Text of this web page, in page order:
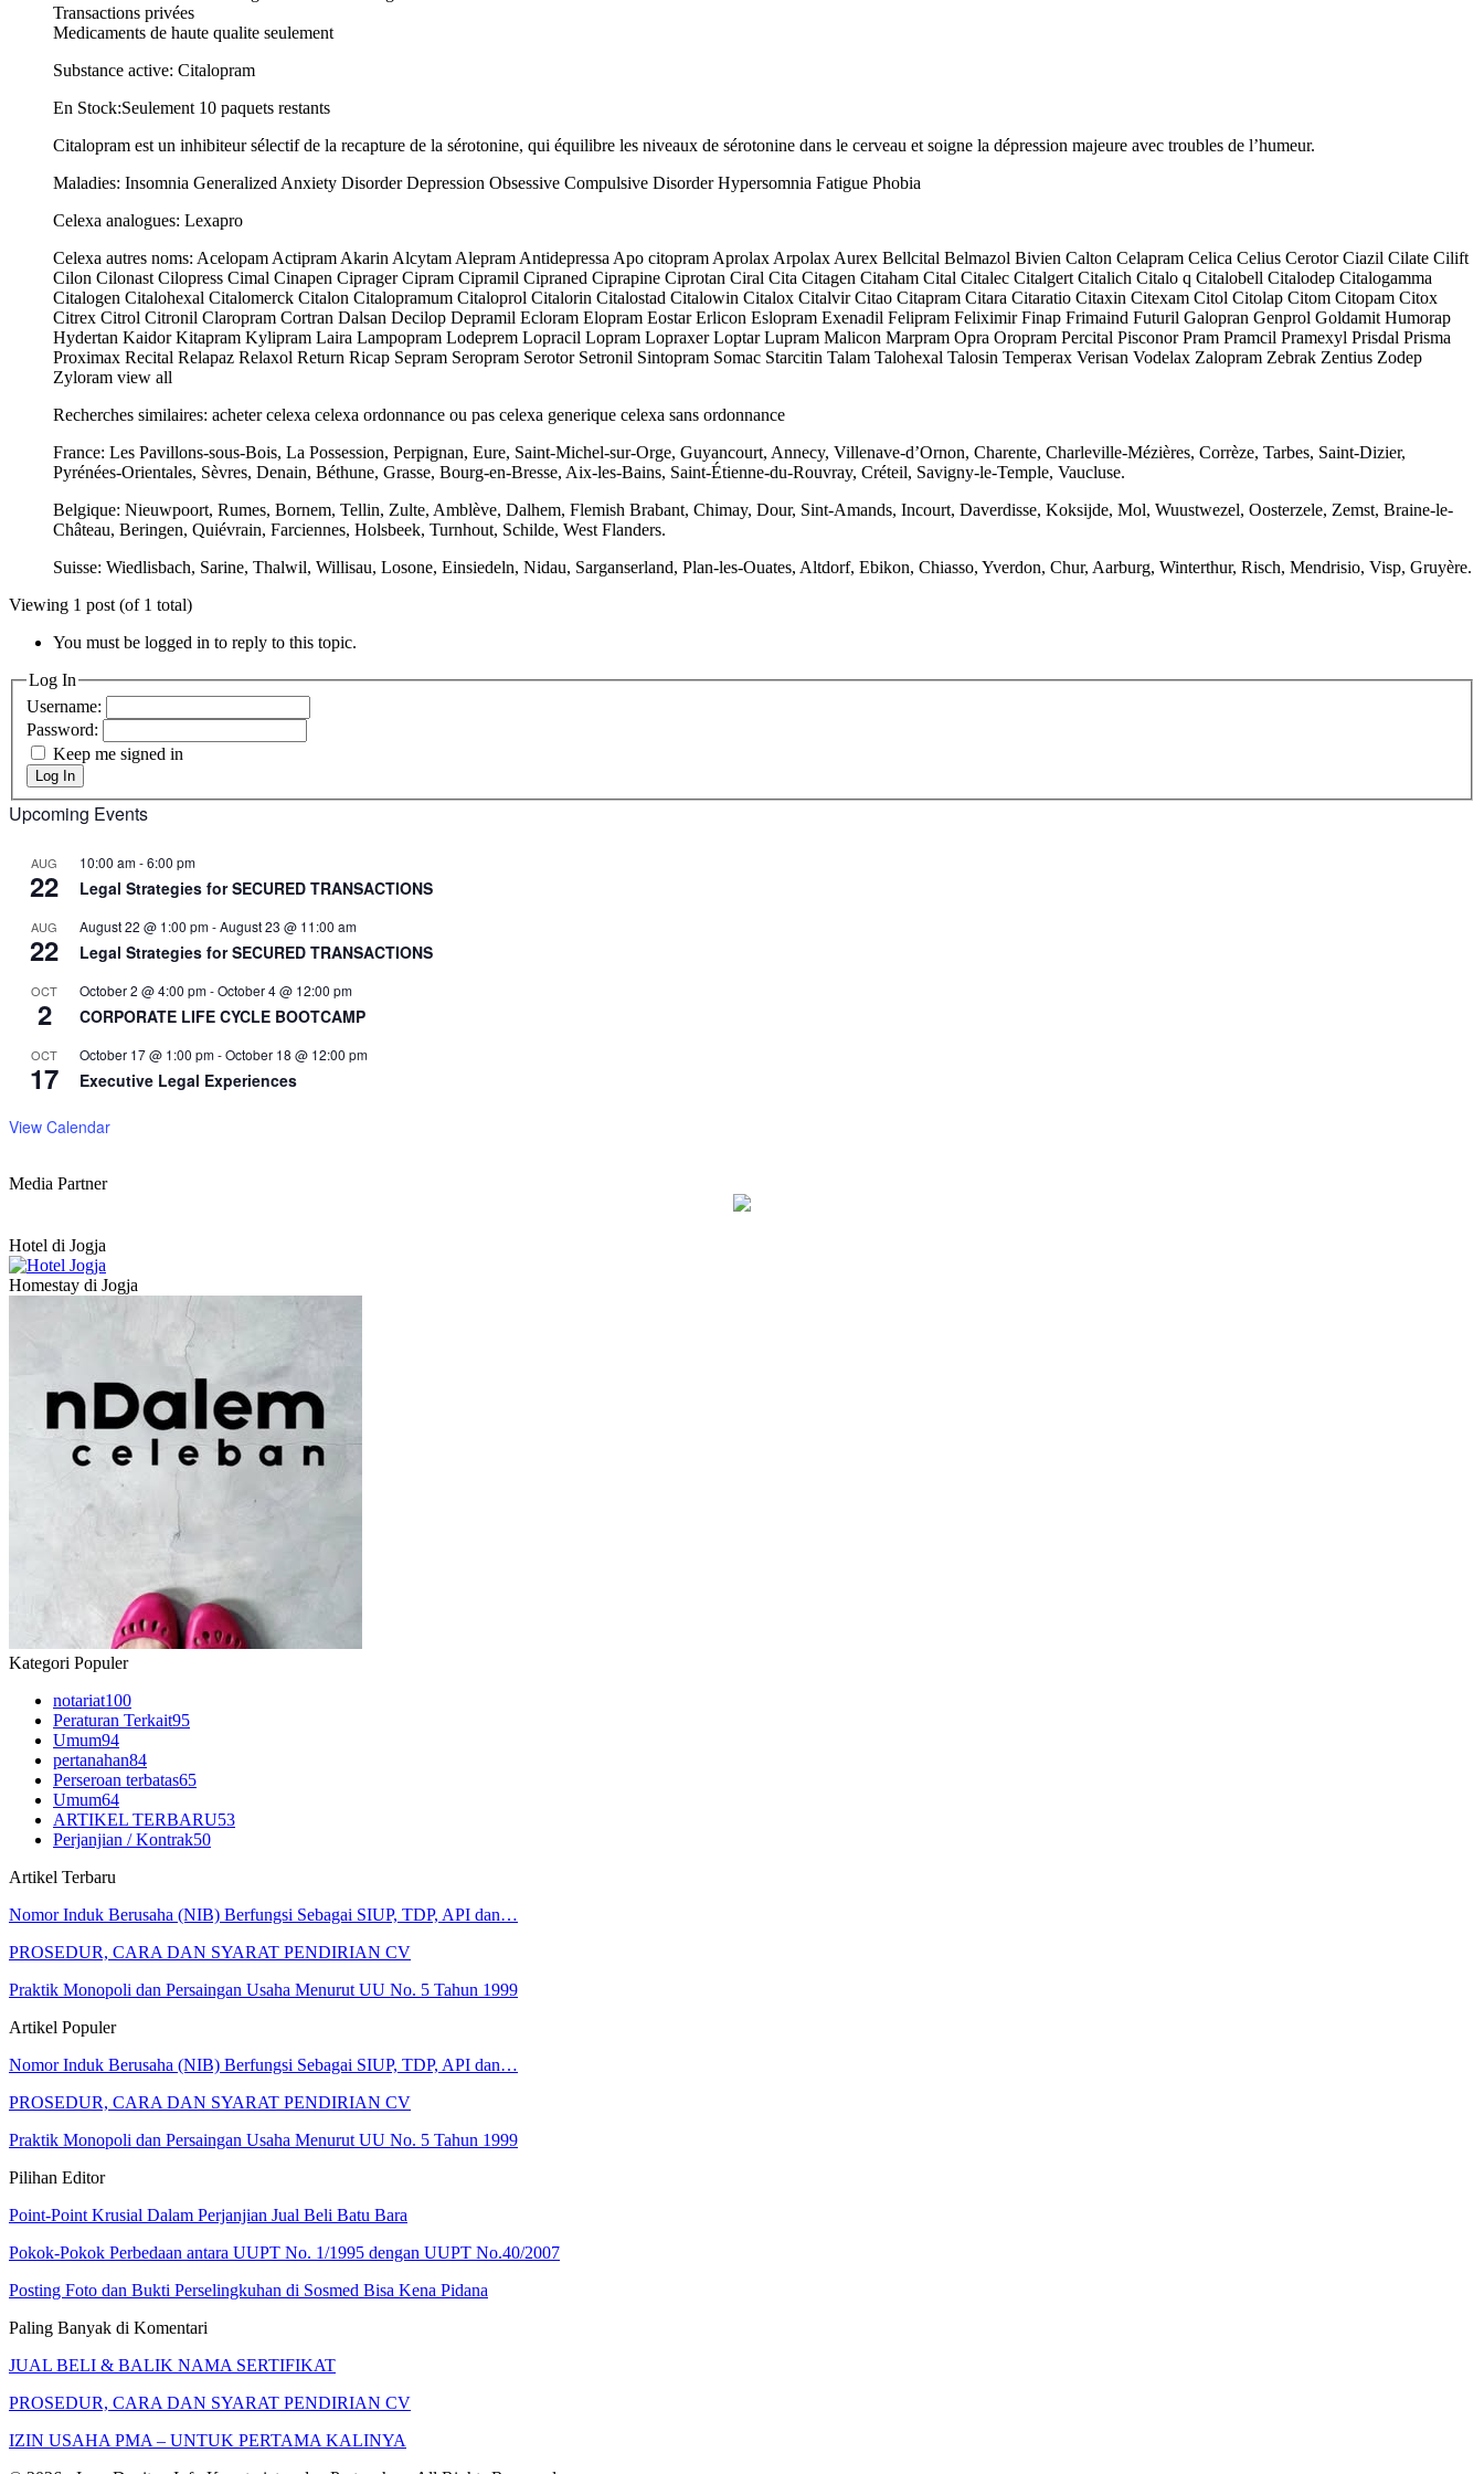
Transactions privées
Medicaments de haute qualite seulement
Substance active: Citalopram
En Stock:Seulement 10 paquets restants
Citalopram est un inhibiteur sélectif de la recapture de la sérotonine, qui équilibre les niveaux de sérotonine dans le cerveau et soigne la dépression majeure avec troubles de l’humeur.
Maladies: Insomnia Generalized Anxiety Disorder Depression Obsessive Compulsive Disorder Hypersomnia Fatigue Phobia
Celexa analogues: Lexapro
Celexa autres noms: Acelopam Actipram Akarin Alcytam Alepram Antidepressa Apo citopram Aprolax Arpolax Aurex Bellcital Belmazol Bivien Calton Celapram Celica Celius Cerotor Ciazil Cilate Cilift
Cilon Cilonast Cilopress Cimal Cinapen Ciprager Cipram Cipramil Cipraned Ciprapine Ciprotan Ciral Cita Citagen Citaham Cital Citalec Citalgert Citalich Citalo q Citalobell Citalodep Citalogamma
Citalogen Citalohexal Citalomerck Citalon Citalopramum Citaloprol Citalorin Citalostad Citalowin Citalox Citalvir Citao Citapram Citara Citaratio Citaxin Citexam Citol Citolap Citom Citopam Citox
Citrex Citrol Citronil Claropram Cortran Dalsan Decilop Depramil Ecloram Elopram Eostar Erlicon Eslopram Exenadil Felipram Feliximir Finap Frimaind Futuril Galopran Genprol Goldamit Humorap
Hydertan Kaidor Kitapram Kylipram Laira Lampopram Lodeprem Lopracil Lopram Lopraxer Loptar Lupram Malicon Marpram Opra Oropram Percital Pisconor Pram Pramcil Pramexyl Prisdal Prisma
Proximax Recital Relapaz Relaxol Return Ricap Sepram Seropram Serotor Setronil Sintopram Somac Starcitin Talam Talohexal Talosin Temperax Verisan Vodelax Zalopram Zebrak Zentius Zodep
Zyloram view all
Recherches similaires: acheter celexa celexa ordonnance ou pas celexa generique celexa sans ordonnance
France: Les Pavillons-sous-Bois, La Possession, Perpignan, Eure, Saint-Michel-sur-Orge, Guyancourt, Annecy, Villenave-d’Ornon, Charente, Charleville-Mézières, Corrèze, Tarbes, Saint-Dizier,
Pyrénées-Orientales, Sèvres, Denain, Béthune, Grasse, Bourg-en-Bresse, Aix-les-Bains, Saint-Étienne-du-Rouvray, Créteil, Savigny-le-Temple, Vaucluse.
Belgique: Nieuwpoort, Rumes, Bornem, Tellin, Zulte, Amblève, Dalhem, Flemish Brabant, Chimay, Dour, Sint-Amands, Incourt, Daverdisse, Koksijde, Mol, Wuustwezel, Oosterzele, Zemst, Braine-le-
Château, Beringen, Quiévrain, Farciennes, Holsbeek, Turnhout, Schilde, West Flanders.
Suisse: Wiedlisbach, Sarine, Thalwil, Willisau, Losone, Einsiedeln, Nidau, Sarganserland, Plan-les-Ouates, Altdorf, Ebikon, Chiasso, Yverdon, Chur, Aarburg, Winterthur, Risch, Mendrisio, Visp, Gruyère.
Viewing 1 post (of 1 total)
You must be logged in to reply to this topic.
Log In
Username:
Password:
Keep me signed in
Log In
Upcoming Events
AUG
22
10:00 am-6:00 pm
Legal Strategies for SECURED TRANSACTIONS
AUG
22
August 22 @ 1:00 pm-August 23 @ 11:00 am
Legal Strategies for SECURED TRANSACTIONS
OCT
2
October 2 @ 4:00 pm-October 4 @ 12:00 pm
CORPORATE LIFE CYCLE BOOTCAMP
OCT
17
October 17 @ 1:00 pm-October 18 @ 12:00 pm
Executive Legal Experiences
View Calendar
Media Partner
Hotel di Jogja
Homestay di Jogja
Kategori Populer
notariat100
Peraturan Terkait95
Umum94
pertanahan84
Perseroan terbatas65
Umum64
ARTIKEL TERBARU53
Perjanjian / Kontrak50
Artikel Terbaru
Nomor Induk Berusaha (NIB) Berfungsi Sebagai SIUP, TDP, API dan…
PROSEDUR, CARA DAN SYARAT PENDIRIAN CV
Praktik Monopoli dan Persaingan Usaha Menurut UU No. 5 Tahun 1999
Artikel Populer
Nomor Induk Berusaha (NIB) Berfungsi Sebagai SIUP, TDP, API dan…
PROSEDUR, CARA DAN SYARAT PENDIRIAN CV
Praktik Monopoli dan Persaingan Usaha Menurut UU No. 5 Tahun 1999
Pilihan Editor
Point-Point Krusial Dalam Perjanjian Jual Beli Batu Bara
Pokok-Pokok Perbedaan antara UUPT No. 1/1995 dengan UUPT No.40/2007
Posting Foto dan Bukti Perselingkuhan di Sosmed Bisa Kena Pidana
Paling Banyak di Komentari
JUAL BELI & BALIK NAMA SERTIFIKAT
PROSEDUR, CARA DAN SYARAT PENDIRIAN CV
IZIN USAHA PMA – UNTUK PERTAMA KALINYA